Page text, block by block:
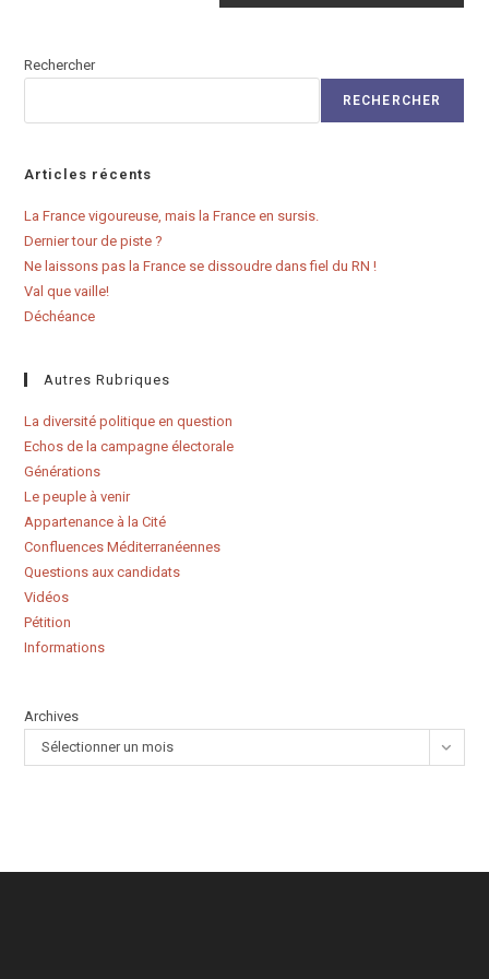
Rechercher
RECHERCHER
Articles récents
La France vigoureuse, mais la France en sursis.
Dernier tour de piste ?
Ne laissons pas la France se dissoudre dans fiel du RN !
Val que vaille!
Déchéance
Autres Rubriques
La diversité politique en question
Echos de la campagne électorale
Générations
Le peuple à venir
Appartenance à la Cité
Confluences Méditerranéennes
Questions aux candidats
Vidéos
Pétition
Informations
Archives
Sélectionner un mois